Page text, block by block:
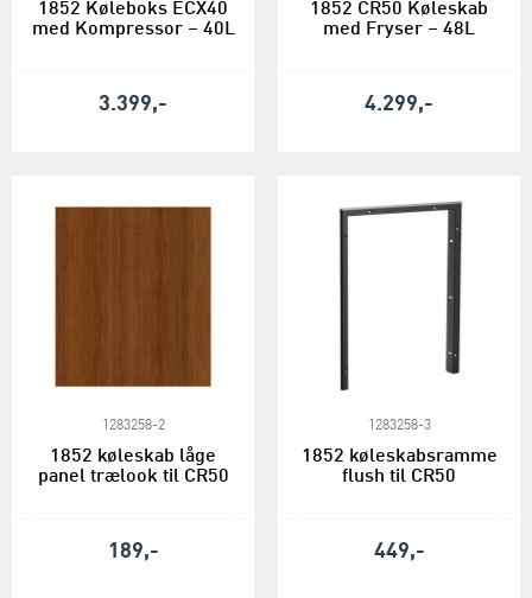
1852 Køleboks ECX40
med Kompressor – 40L
3.399,-
1852 CR50 Køleskab
med Fryser – 48L
4.299,-
1283258-2
1852 køleskab låge
panel trælook til CR50
189,-
1283258-3
1852 køleskabsramme
flush til CR50
449,-